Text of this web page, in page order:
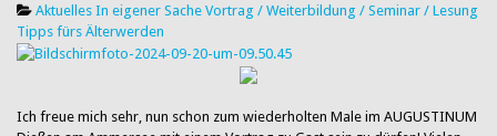
Aktuelles In eigener Sache Vortrag / Weiterbildung / Seminar / Lesung
Tipps fürs Älterwerden
Ich freue mich sehr, nun schon zum wiederholten Male im AUGUSTINUM